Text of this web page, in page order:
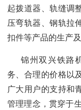
起拨道器、轨缝调
压弯轨器、钢轨拉
扣件等产品的生产及
锦州双兴铁路
务、合理的价格以
广大用户的支持和
管理理念，贯穿于